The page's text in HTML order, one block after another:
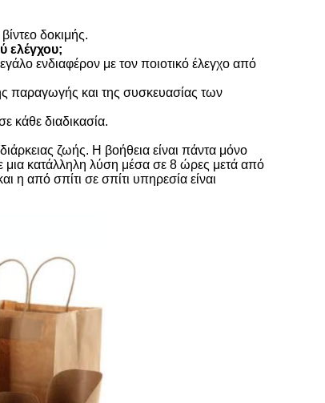
δοκιμής.
ελέγχου;
ενδιαφέρον με τον ποιοτικό έλεγχο από
παραγωγής και της συσκευασίας των
κάθε διαδικασία.
ζωής. Η βοήθεια είναι πάντα μόνο
μια κατάλληλη λύση μέσα σε 8 ώρες μετά από
η από σπίτι σε σπίτι υπηρεσία είναι